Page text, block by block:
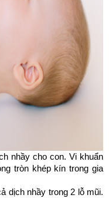
nhầy cho con. Vi khuẩn
tròn khép kín trong gia
dịch nhầy trong 2 lỗ mũi.